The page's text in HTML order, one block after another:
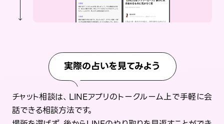
実際の占いを見てみよう
チャット相談は、LINEアプリのトークルーム上で手軽に会
話できる相談方法です。